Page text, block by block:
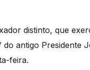
distinto, que
antigo Presidente
feira.